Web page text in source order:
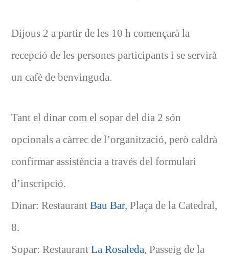
Dijous 2 a partir de les 10 h començarà la
recepció de les persones participants i se servirà
un cafè de benvinguda.
Tant el dinar com el sopar del dia 2 són
opcionals a càrrec de l’organització, però caldrà
confirmar assistència a través del formulari
d’inscripció.
Dinar: RestaurantBau Bar, Plaça de la Catedral,
8.
Sopar: RestaurantLa Rosaleda, Passeig de la